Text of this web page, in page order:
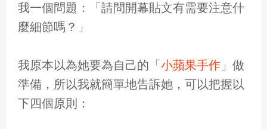
我一個問題：「請問開幕貼文有需要注意什
麼細節嗎？」
我原本以為她要為自己的「小蘋果手作 」做
準備，所以我就簡單地告訴她，可以把握以
下四個原則：